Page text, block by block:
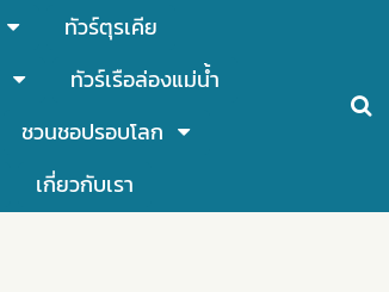
ทัวร์ตุรเคีย
ทัวร์เรือล่องแม่น้ำ
ชวนชอปรอบโลก
เกี่ยวกับเรา